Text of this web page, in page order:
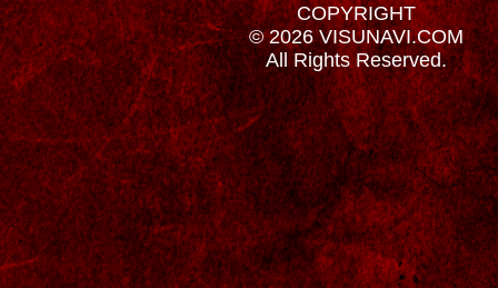
COPYRIGHT
© 2026 VISUNAVI.COM
All Rights Reserved.